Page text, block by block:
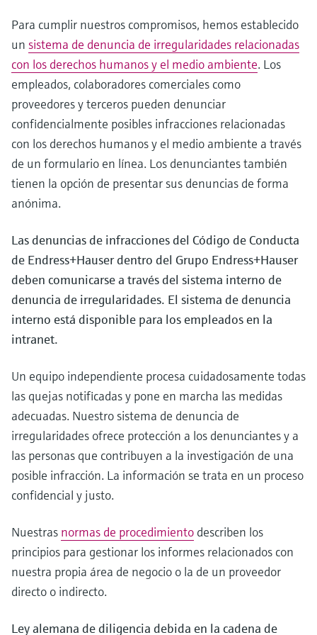
Visor de dispositivos
Encuentre información y documentación
específicas sobre los productos.
Buscador de repuestos
Encuentre repuestos por raíz del producto,
código de pedido o número de serie
Medición de nivel por barrera de
microondas
Level measurement with pressure
Ver todos
Medición mediante transmisión de
microondas
Memosens technology
Ver todos
la transparencia de los procesos
para una toma de decisiones más
sólida y fundamentada
Para cumplir nuestros compromisos, hemos establecido
un sistema de denuncia de irregularidades relacionadas
con los derechos humanos y el medio ambiente. Los
empleados, colaboradores comerciales como
proveedores y terceros pueden denunciar
confidencialmente posibles infracciones relacionadas
con los derechos humanos y el medio ambiente a través
de un formulario en línea. Los denunciantes también
tienen la opción de presentar sus denuncias de forma
anónima.
Las denuncias de infracciones del Código de Conducta
de Endress+Hauser dentro del Grupo Endress+Hauser
deben comunicarse a través del sistema interno de
denuncia de irregularidades. El sistema de denuncia
interno está disponible para los empleados en la
intranet.
Un equipo independiente procesa cuidadosamente todas
las quejas notificadas y pone en marcha las medidas
adecuadas. Nuestro sistema de denuncia de
irregularidades ofrece protección a los denunciantes y a
las personas que contribuyen a la investigación de una
posible infracción. La información se trata en un proceso
confidencial y justo.
Nuestras normas de procedimiento describen los
principios para gestionar los informes relacionados con
nuestra propia área de negocio o la de un proveedor
directo o indirecto.
Ley alemana de diligencia debida en la cadena de